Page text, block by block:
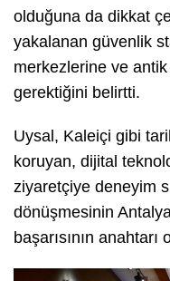
olduğuna da dikkat
yakalanan güvenlik
merkezlerine ve antik
gerektiğini belirtti.
Uysal, Kaleiçi gibi
koruyan, dijital
ziyaretçiye deneyim
dönüşmesinin
başarısının anahtarı